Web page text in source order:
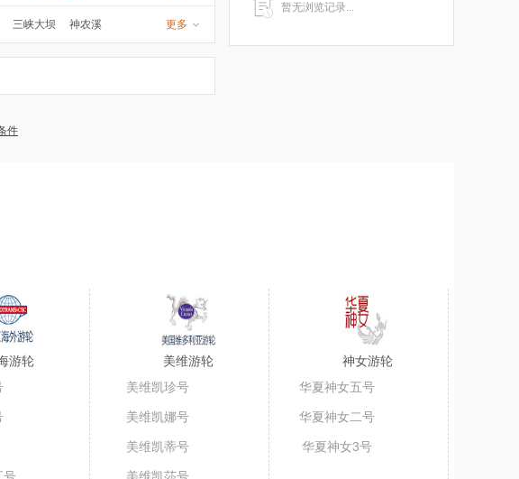
三峡大坝
神农溪
更多
件
暂无浏览记录...
游轮
美维游轮
美维凯珍号
美维凯娜号
美维凯蒂号
神女游轮
华夏神女五号
华夏神女二号
华夏神女3号